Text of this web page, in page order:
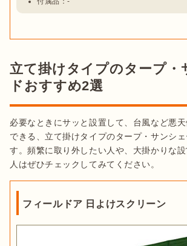
立て掛けタイプのタープ・
ドおすすめ2選
必要なときにサッと設置して、台風など悪
できる、立て掛けタイプのタープ・サンシ
す。頻繁に取り外したい人や、大掛かりな
人はぜひチェックしてみてください。
フィールドア 日よけスクリーン